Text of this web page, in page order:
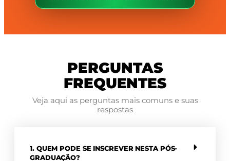
PERGUNTAS
FREQUENTES
Veja aqui as perguntas mais comuns e suas
respostas
1. QUEM PODE SE INSCREVER NESTA PÓS-
GRADUAÇÃO?